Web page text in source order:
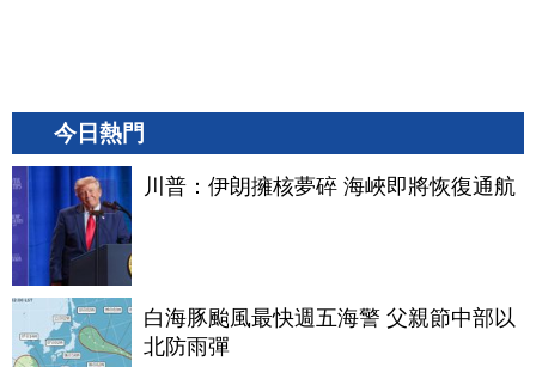
今日熱門
川普：伊朗擁核夢碎 海峽即將恢復通航
白海豚颱風最快週五海警 父親節中部以
北防雨彈